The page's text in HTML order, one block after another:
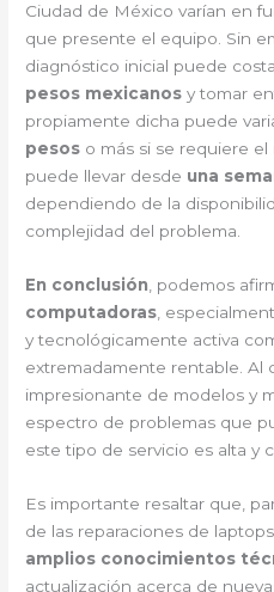
Ciudad de México varían en
que presente el equipo. Sin
diagnóstico inicial puede
pesos mexicanos y tomar
propiamente dicha puede
pesos o más si se requiere
puede llevar desde una
dependiendo de la
complejidad del problema.
En conclusión , podemos
computadoras ,
y tecnológicamente activa
extremadamente rentable. Al
impresionante de modelos y
espectro de problemas que
este tipo de servicio es alta y
Es importante resaltar que,
de las reparaciones de
amplios conocimientos
actualización acerca de